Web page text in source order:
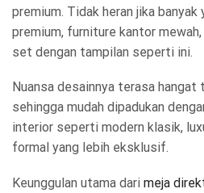
premium. Tidak heran jika
premium, furniture kantor
set dengan tampilan seperti ini.
Nuansa desainnya terasa
sehingga mudah dipadukan
interior seperti modern klasik,
formal yang lebih eksklusif.
Keunggulan utama dari meja